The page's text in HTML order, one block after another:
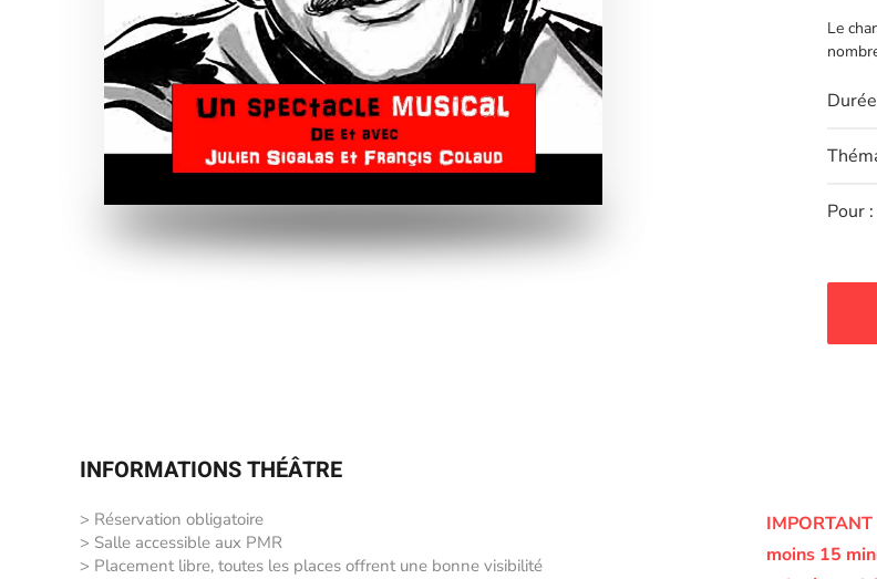
Le
Pour :
INFORMATIONS THÉÂTRE
> Réservation obligatoire
> Salle accessible aux PMR
> Placement libre, toutes les places offrent une bonne visibilité
IMPORTANT
moins 15